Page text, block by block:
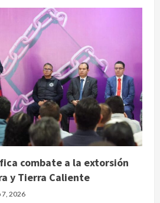
combate a la extorsión
y Tierra Caliente
7, 2026